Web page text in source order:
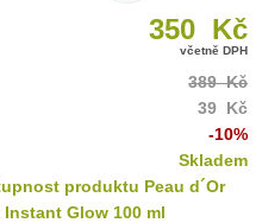
350 Kč
včetně DPH
389 Kč
39 Kč
-10%
Skladem